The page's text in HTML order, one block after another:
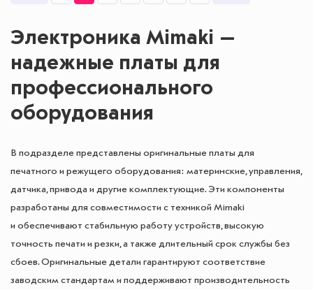
Электроника Mimaki —
надежные платы для
профессионального
оборудования
В подразделе представлены оригинальные платы для
печатного и режущего оборудования: материнские, управления,
датчика, привода и другие комплектующие. Эти компоненты
разработаны для совместимости с техникой Mimaki
и обеспечивают стабильную работу устройств, высокую
точность печати и резки, а также длительный срок службы без
сбоев. Оригинальные детали гарантируют соответствие
заводским стандартам и поддерживают производительность